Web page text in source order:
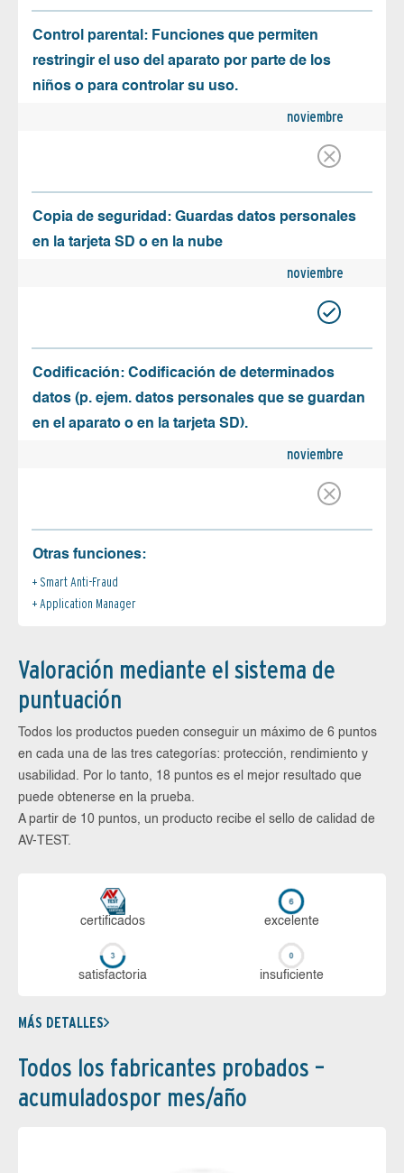
Control parental: Funciones que permiten
restringir el uso del aparato por parte de los
niños o para controlar su uso.
noviembre
Copia de seguridad: Guardas datos personales
en la tarjeta SD o en la nube
noviembre
Codificación: Codificación de determinados
datos (p. ejem. datos personales que se guardan
en el aparato o en la tarjeta SD).
noviembre
Otras funciones:
Smart Anti-Fraud
Application Manager
Valoración mediante el sistema de
puntuación
Todos los productos pueden conseguir un máximo de 6 puntos
en cada una de las tres categorías: protección, rendimiento y
usabilidad. Por lo tanto, 18 puntos es el mejor resultado que
puede obtenerse en la prueba.
A partir de 10 puntos, un producto recibe el sello de calidad de
AV-TEST.
certi­ficados ex­ce­len­te
sa­tis­fac­to­ria in­su­fi­cien­te
MÁS DETALLES
Todos los fabricantes probados –
acumuladospor mes/año